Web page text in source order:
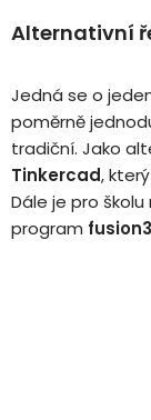
Alternativní
Jedná se o
poměrně
tradiční. Jako
Tinkercad,
Dále je pro
program